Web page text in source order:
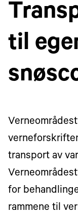
til
transport av
for
rammene til